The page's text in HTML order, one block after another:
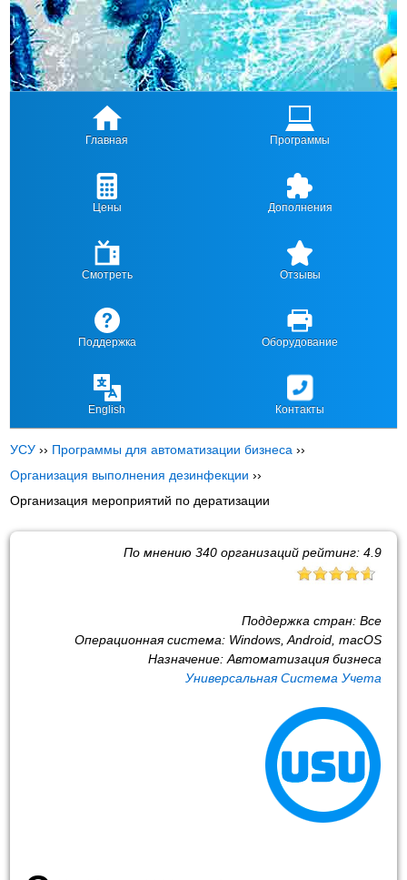
Главная Программы
Цены Дополнения
Смотреть Отзывы
Поддержка Оборудование
English Контакты
УСУ ›› Программы для автоматизации бизнеса ››
Организация выполнения дезинфекции ››
Организация мероприятий по дератизации
По мнению 340организаций рейтинг: 4.9
Поддержка стран: Все
Операционная система: Windows, Android, macOS
Назначение: Автоматизация бизнеса
Универсальная Система Учета